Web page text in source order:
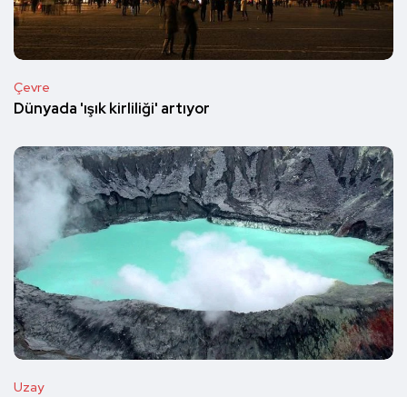
Çevre
Dünyada 'ışık kirliliği' artıyor
Uzay